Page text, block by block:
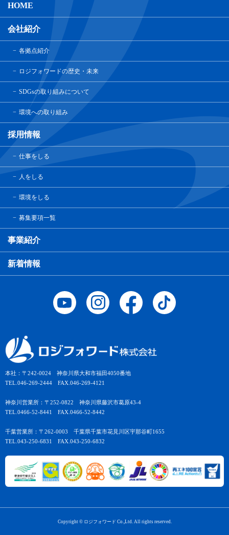
本社：〒242-0024 神奈川県大和市福田4050番地
TEL.046-269-2444 FAX.046-269-4121
神奈川営業所：〒252-0822 神奈川県藤沢市葛原43-4
TEL.0466-52-8441 FAX.0466-52-8442
千葉営業所：〒262-0003 千葉県千葉市花見川区宇那谷町1655
TEL.043-250-6831 FAX.043-250-6832
HOME
会社紹介
各拠点紹介
ロジフォワードの歴史・未来
SDGsの取り組みについて
環境への取り組み
採用情報
仕事をしる
人をしる
環境をしる
募集要項一覧
事業紹介
新着情報
Copyright © ロジフォワード Co.,Ltd. All rights reserved.